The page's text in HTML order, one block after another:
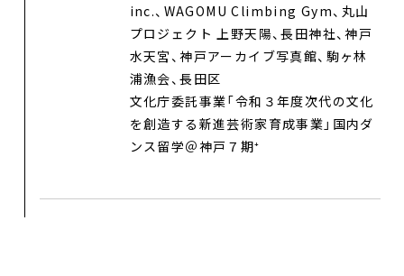
inc.、WAGOMU Climbing Gym、丸山
プロジェクト 上野天陽、長田神社、神戸
水天宮、神戸アーカイブ写真館、駒ヶ林
浦漁会、長田区
文化庁委託事業「令和３年度次代の文化
を創造する新進芸術家育成事業」国内ダ
ンス留学＠神戸７期⁺